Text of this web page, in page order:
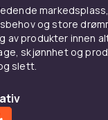
og store
av produkter innen
skjønnhet og
slett.